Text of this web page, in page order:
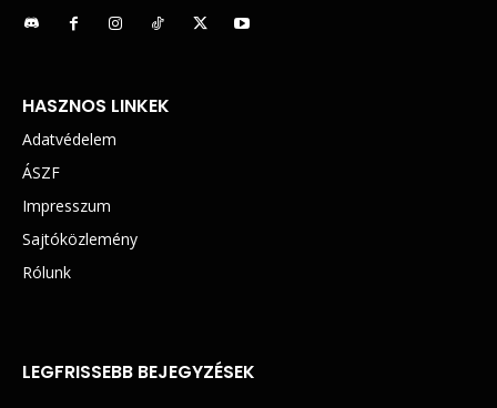
HASZNOS LINKEK
Adatvédelem
ÁSZF
Impresszum
Sajtóközlemény
Rólunk
LEGFRISSEBB BEJEGYZÉSEK